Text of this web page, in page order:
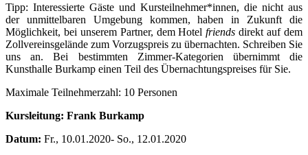
Tipp: Interessierte Gäste und Kursteilnehmer*innen, die nicht aus
der unmittelbaren Umgebung kommen, haben in Zukunft die
Möglichkeit, bei unserem Partner, dem Hotelfriends direkt auf dem
Zollvereinsgelände zum Vorzugspreis zu übernachten. Schreiben Sie
uns an. Bei bestimmten Zimmer-Kategorien übernimmt die
Kunsthalle Burkamp einen Teil des Übernachtungspreises für Sie.
Maximale Teilnehmerzahl: 10 Personen
Kursleitung: Frank Burkamp
Datum: Fr., 10.01.2020- So., 12.01.2020